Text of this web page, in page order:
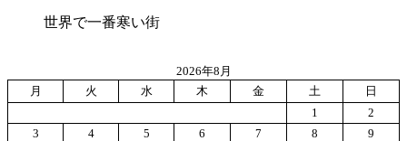
世界で一番寒い街
2026年8月
月
火 水 木 金 土
日
1
2
3
4 5 6 7 8
9